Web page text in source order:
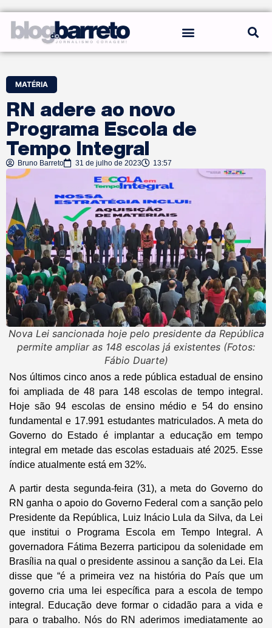
MATÉRIA
RN adere ao novo
Programa Escola de
Tempo Integral
Bruno Barreto 31 de julho de 2023 13:57
Nova Lei sancionada hoje pelo presidente da República
permite ampliar as 148 escolas já existentes (Fotos:
Fábio Duarte)
Nos últimos cinco anos a rede pública estadual de ensino
foi ampliada de 48 para 148 escolas de tempo integral.
Hoje são 94 escolas de ensino médio e 54 do ensino
fundamental e 17.991 estudantes matriculados. A meta do
Governo do Estado é implantar a educação em tempo
integral em metade das escolas estaduais até 2025. Esse
índice atualmente está em 32%.
A partir desta segunda-feira (31), a meta do Governo do
RN ganha o apoio do Governo Federal com a sanção pelo
Presidente da República, Luiz Inácio Lula da Silva, da Lei
que institui o Programa Escola em Tempo Integral. A
governadora Fátima Bezerra participou da solenidade em
Brasília na qual o presidente assinou a sanção da Lei. Ela
disse que “é a primeira vez na história do País que um
governo cria uma lei específica para a escola de tempo
integral. Educação deve formar o cidadão para a vida e
para o trabalho. Nós do RN aderimos imediatamente ao